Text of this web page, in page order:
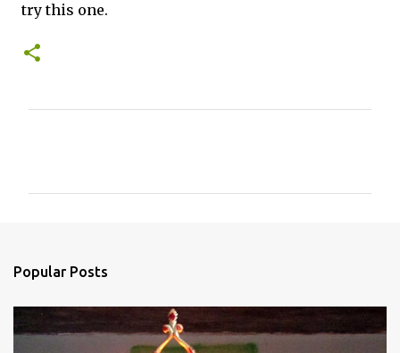
try this one.
s
Popular Posts